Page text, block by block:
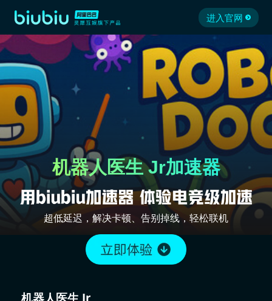
进入官网
机器人医生 Jr加速器
超低延迟，解决卡顿、告别掉线，轻松联机
机器人医生 Jr